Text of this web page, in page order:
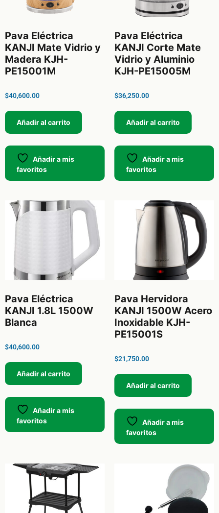
Pava Eléctrica
KANJI Mate Vidrio y
Madera KJH-
PE15001M
$40,600.00
Añadir al carrito
Añadir a mis
favoritos
Pava Eléctrica
KANJI Corte Mate
Vidrio y Aluminio
KJH-PE15005M
$36,250.00
Añadir al carrito
Añadir a mis
favoritos
Pava Eléctrica
KANJI 1.8L 1500W
Blanca
$40,600.00
Añadir al carrito
Añadir a mis
favoritos
Pava Hervidora
KANJI 1500W Acero
Inoxidable KJH-
PE15001S
$21,750.00
Añadir al carrito
Añadir a mis
favoritos